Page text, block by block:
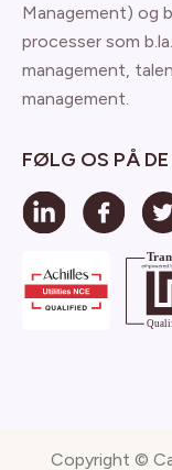
Management) og
processer som
management,
management.
FØLG OS PÅ
Copyright ©